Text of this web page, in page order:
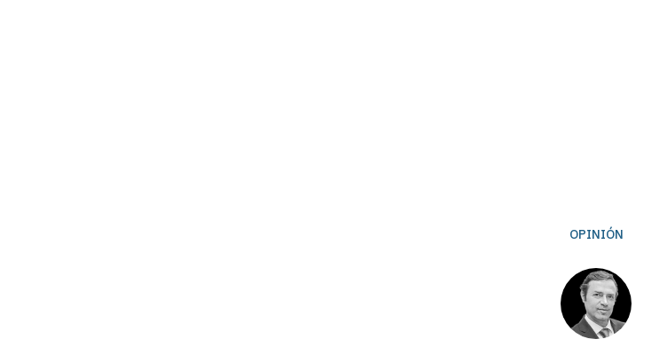
OPINIÓN